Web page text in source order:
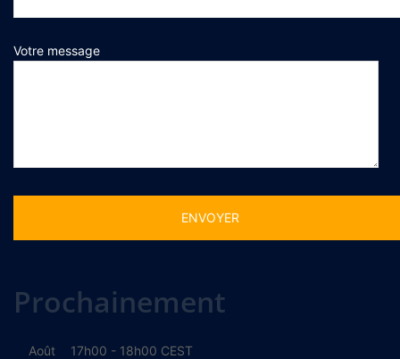
Votre message
Prochainement
Août
17h00 - 18h00 CEST